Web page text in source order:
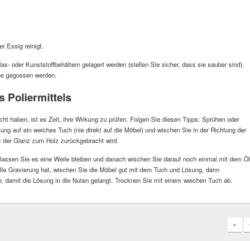
Essig reinigt.
oder Kunststoffbehältern gelagert werden (stellen Sie sicher, dass sie sauber sind),
gegossen werden.
Poliermittels
haben, ist es Zeit, ihre Wirkung zu prüfen. Folgen Sie diesen Tipps: Sprühen oder
auf ein weiches Tuch (nie direkt auf die Möbel) und wischen Sie in der Richtung der
Glanz zum Holz zurückgebracht wird.
Sie es eine Weile bleiben und danach wischen Sie darauf noch einmal mit dem Öl
Gravierung hat, wischen Sie die Möbel gut mit dem Tuch und Lösung, dann
damit die Lösung in die Nuten gelangt. Trocknen Sie mit einem weichen Tuch ab.